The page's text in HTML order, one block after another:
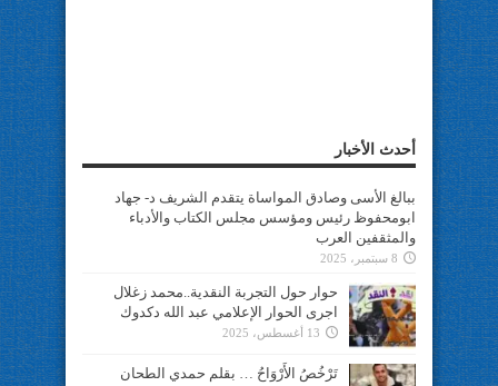
أحدث الأخبار
ببالغ الأسى وصادق المواساة يتقدم الشريف د- جهاد
ابومحفوظ رئيس ومؤسس مجلس الكتاب والأدباء
والمثقفين العرب
8 سبتمبر، 2025
حوار حول التجربة النقدية..محمد زغلال
اجرى الحوار الإعلامي عبد الله دكدوك
13 أغسطس، 2025
تَرْخُصُ الأَرْوَاحُ … بقلم حمدي الطحان